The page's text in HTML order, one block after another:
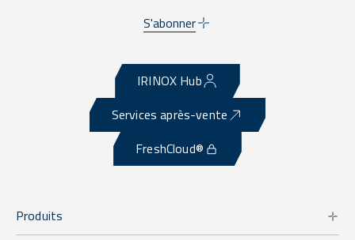
S'abonner
IRINOX Hub
Services après-vente
FreshCloud®
Produits